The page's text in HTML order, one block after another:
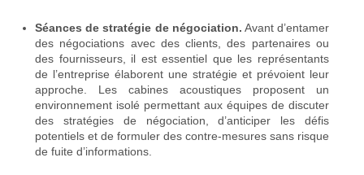
Séances de stratégie de négociation. Avant d’entamer
des négociations avec des clients, des partenaires ou
des fournisseurs, il est essentiel que les représentants
de l’entreprise élaborent une stratégie et prévoient leur
approche. Les cabines acoustiques proposent un
environnement isolé permettant aux équipes de discuter
des stratégies de négociation, d’anticiper les défis
potentiels et de formuler des contre-mesures sans risque
de fuite d’informations.